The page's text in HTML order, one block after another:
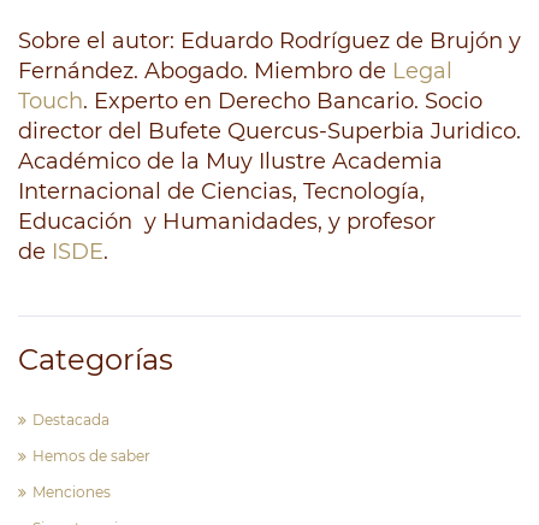
Sobre el autor: Eduardo Rodríguez de Brujón y
Fernández. Abogado. Miembro de Legal
Touch. Experto en Derecho Bancario. Socio
director del Bufete Quercus-Superbia Juridico.
Académico de la Muy Ilustre Academia
Internacional de Ciencias, Tecnología,
Educación y Humanidades, y profesor
de ISDE.
Categorías
Destacada
Hemos de saber
Menciones